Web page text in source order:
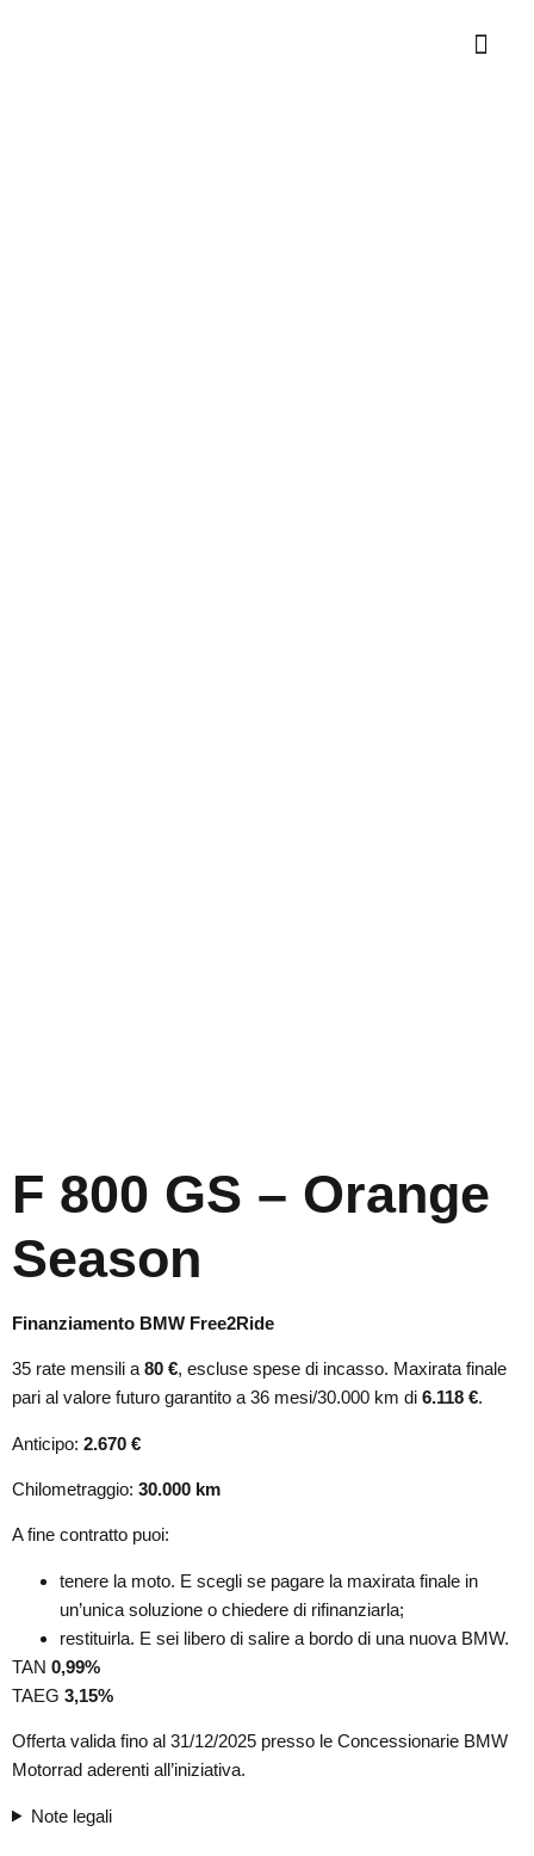
F 800 GS – Orange
Season
Finanziamento BMW Free2Ride
35 rate mensili a 80 €, escluse spese di incasso. Maxirata finale
pari al valore futuro garantito a 36 mesi/30.000 km di 6.118 €.
Anticipo: 2.670 €
Chilometraggio: 30.000 km
A fine contratto puoi:
tenere la moto. E scegli se pagare la maxirata finale in
un’unica soluzione o chiedere di rifinanziarla;
restituirla. E sei libero di salire a bordo di una nuova BMW.
TAN 0,99%
TAEG 3,15%
Offerta valida fino al 31/12/2025 presso le Concessionarie BMW
Motorrad aderenti all’iniziativa.
Note legali